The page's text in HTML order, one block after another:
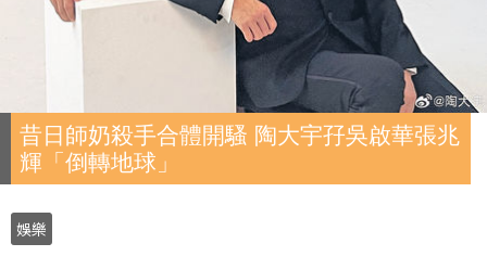
昔日師奶殺手合體開騷 陶大宇孖吳啟華張兆
輝「倒轉地球」
娛樂